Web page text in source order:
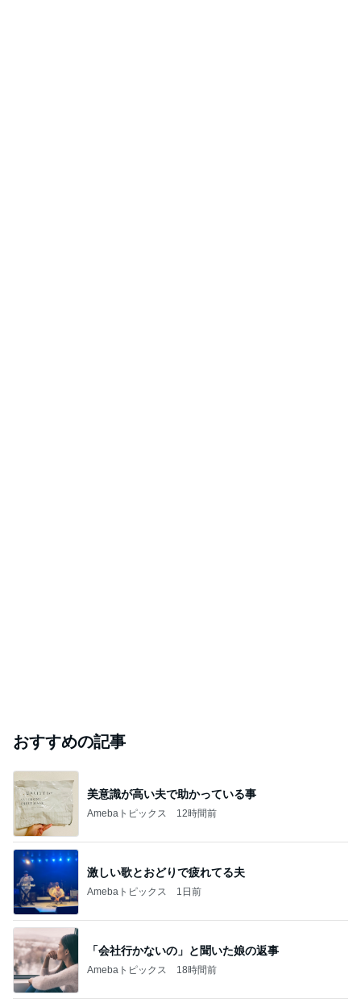
おすすめの記事
美意識が高い夫で助かっている事
Amebaトピックス 12時間前
激しい歌とおどりで疲れてる夫
Amebaトピックス 1日前
「会社行かないの」と聞いた娘の返事
Amebaトピックス 18時間前